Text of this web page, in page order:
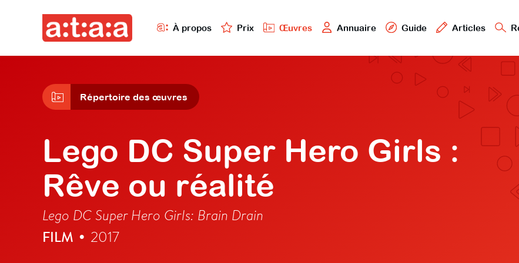
À propos Prix Œuvres Annuaire Guide Articles
Répertoire des œuvres
Lego DC Super Hero Girls :
Rêve ou réalité
Lego DC Super Hero Girls: Brain Drain
FILM • 2017